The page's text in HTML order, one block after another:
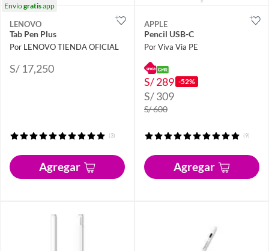
Envíogratisapp
LENOVO
Tab Pen Plus
Por LENOVO TIENDA OFICIAL
S/ 17,250
(3)
Agregar
APPLE
Pencil USB-C
Por Viva Via PE
S/ 289 -52%
S/ 309
S/ 600
(9)
Agregar